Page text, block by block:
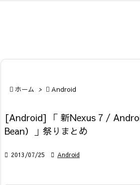
 ホーム >  Android
[Android] 「 新Nexus 7 /
Bean）」祭りまとめ
 2013/07/25  Android